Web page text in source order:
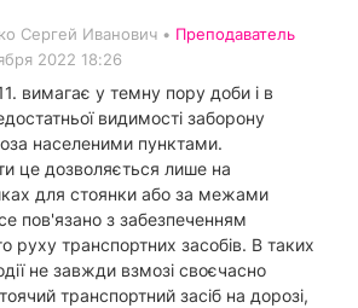
Сергей Иванович • Преподаватель
2022 18:26
вимагає у темну пору доби і в
видимості заборону
населеними пунктами.
це дозволяється лише на
для стоянки або за межами
пов'язано з забезпеченням
руху транспортних засобів. В таких
не завжди взмозі своєчасно
транспортний засіб на дорозі,